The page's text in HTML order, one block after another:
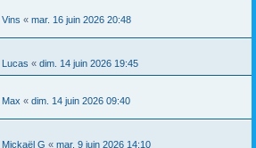
Vins « mar. 16 juin 2026 20:48
Lucas « dim. 14 juin 2026 19:45
Max « dim. 14 juin 2026 09:40
Mickaël G « mar. 9 juin 2026 14:10